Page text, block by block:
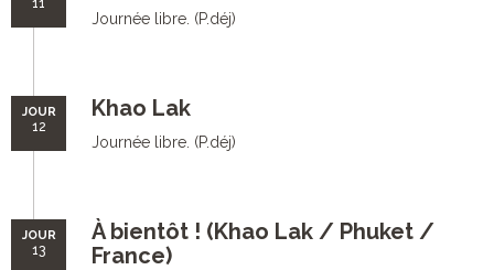
11
Journée libre. (P.déj)
JOUR
12
Khao Lak
Journée libre. (P.déj)
JOUR
13
À bientôt ! (Khao Lak / Phuket /
France)